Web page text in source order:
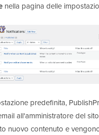
nella pagina delle
predefinita,
all'amministratore del
nuovo contenuto e